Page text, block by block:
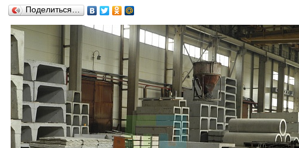
Поделиться…